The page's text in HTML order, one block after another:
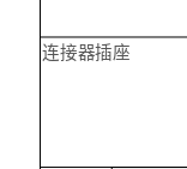
连接器插座